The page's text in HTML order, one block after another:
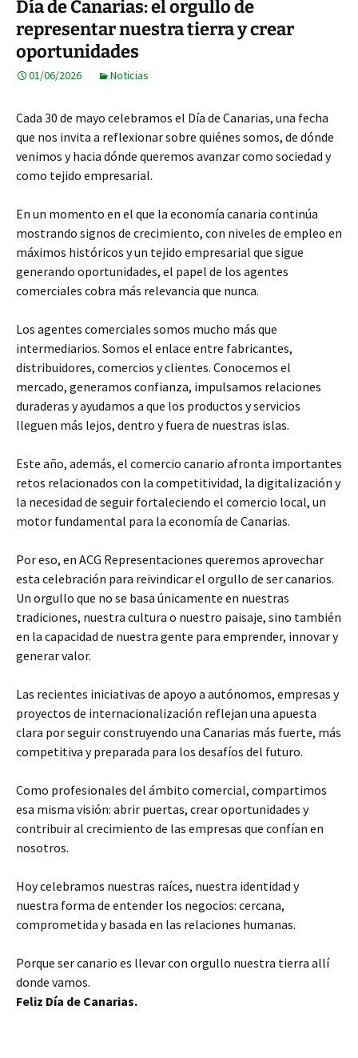
Día de Canarias: el orgullo de
representar nuestra tierra y crear
oportunidades
01/06/2026 Noticias
Cada 30 de mayo celebramos el Día de Canarias, una fecha
que nos invita a reflexionar sobre quiénes somos, de dónde
venimos y hacia dónde queremos avanzar como sociedad y
como tejido empresarial.
En un momento en el que la economía canaria continúa
mostrando signos de crecimiento, con niveles de empleo en
máximos históricos y un tejido empresarial que sigue
generando oportunidades, el papel de los agentes
comerciales cobra más relevancia que nunca.
Los agentes comerciales somos mucho más que
intermediarios. Somos el enlace entre fabricantes,
distribuidores, comercios y clientes. Conocemos el
mercado, generamos confianza, impulsamos relaciones
duraderas y ayudamos a que los productos y servicios
lleguen más lejos, dentro y fuera de nuestras islas.
Este año, además, el comercio canario afronta importantes
retos relacionados con la competitividad, la digitalización y
la necesidad de seguir fortaleciendo el comercio local, un
motor fundamental para la economía de Canarias.
Por eso, en ACG Representaciones queremos aprovechar
esta celebración para reivindicar el orgullo de ser canarios.
Un orgullo que no se basa únicamente en nuestras
tradiciones, nuestra cultura o nuestro paisaje, sino también
en la capacidad de nuestra gente para emprender, innovar y
generar valor.
Las recientes iniciativas de apoyo a autónomos, empresas y
proyectos de internacionalización reflejan una apuesta
clara por seguir construyendo una Canarias más fuerte, más
competitiva y preparada para los desafíos del futuro.
Como profesionales del ámbito comercial, compartimos
esa misma visión: abrir puertas, crear oportunidades y
contribuir al crecimiento de las empresas que confían en
nosotros.
Hoy celebramos nuestras raíces, nuestra identidad y
nuestra forma de entender los negocios: cercana,
comprometida y basada en las relaciones humanas.
Porque ser canario es llevar con orgullo nuestra tierra allí
donde vamos.
Feliz Día de Canarias.